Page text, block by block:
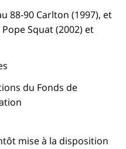
88-90 Carlton (1997), et
Squat (2002) et
du Fonds de
mise à la disposition